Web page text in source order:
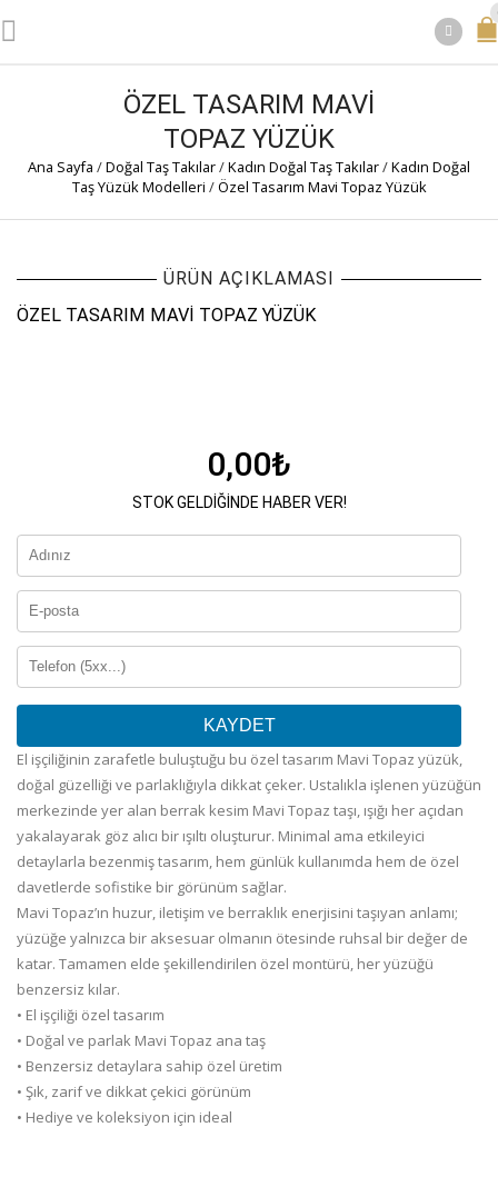
ÖZEL TASARIM MAVI
TOPAZ YÜZÜK
Ana Sayfa /Doğal Taş Takılar/Kadın Doğal Taş Takılar/Kadın Doğal
Taş Yüzük Modelleri /Özel Tasarım Mavi Topaz Yüzük
ÜRÜN AÇIKLAMASI
ÖZEL TASARIM MAVI TOPAZ YÜZÜK
0,00₺
STOK GELDIĞINDE HABER VER!
KAYDET
El işçiliğinin zarafetle buluştuğu bu özel tasarım Mavi Topaz yüzük,
doğal güzelliği ve parlaklığıyla dikkat çeker. Ustalıkla işlenen yüzüğün
merkezinde yer alan berrak kesim Mavi Topaz taşı, ışığı her açıdan
yakalayarak göz alıcı bir ışıltı oluşturur. Minimal ama etkileyici
detaylarla bezenmiş tasarım, hem günlük kullanımda hem de özel
davetlerde sofistike bir görünüm sağlar.
Mavi Topaz’ın huzur, iletişim ve berraklık enerjisini taşıyan anlamı;
yüzüğe yalnızca bir aksesuar olmanın ötesinde ruhsal bir değer de
katar. Tamamen elde şekillendirilen özel montürü, her yüzüğü
benzersiz kılar.
• El işçiliği özel tasarım
• Doğal ve parlak Mavi Topaz ana taş
• Benzersiz detaylara sahip özel üretim
• Şık, zarif ve dikkat çekici görünüm
• Hediye ve koleksiyon için ideal